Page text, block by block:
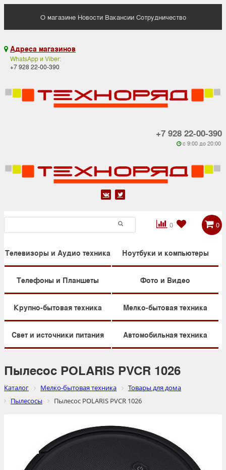
О магазине Новости Вакансии Сотрудничество
 Адреса магазинов
WhatsApp и Viber:
+7 928 22-00-390
+7 928 22-00-390
 c 9:00 до 20:00
 
0

 0
Телевизоры и Аудио техника Ноутбуки и компьютеры
Телефоны и Планшеты Фото и Видео
Крупно-бытовая техника Мелко-бытовая техника
Свет и источники питания Автомобильная техника
Пылесос POLARIS PVCR 1026
Каталог Мелко-бытовая техника
Товары для дома
Пылесосы
Пылесос POLARIS PVCR 1026